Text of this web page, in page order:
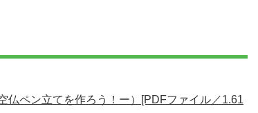
仏ペン立てを作ろう！ー）[PDFファイル／1.61